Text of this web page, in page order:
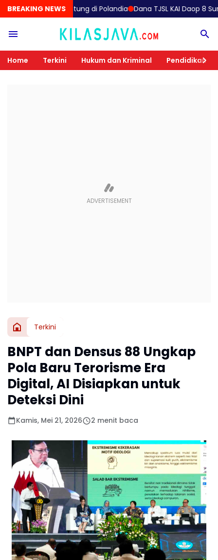
BREAKING NEWS
Jantung di Polandia Dana TJSL KAI Daop 8 Surabaya Naik
Home Terkini Hukum dan Kriminal Pendidikan
Terkini
BNPT dan Densus 88 Ungkap
Pola Baru Terorisme Era
Digital, AI Disiapkan untuk
Deteksi Dini
Kamis, Mei 21, 2026 2 menit baca